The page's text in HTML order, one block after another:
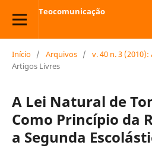
Teocomunicação
Início / Arquivos / v. 40 n. 3
Artigos Livres
A Lei Natural de
Como Princípio da
a Segunda